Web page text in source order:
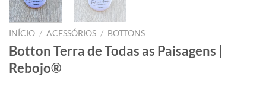
INÍCIO / ACESSÓRIOS / BOTTONS
Botton Terra de Todas as Paisagens |
Rebojo®